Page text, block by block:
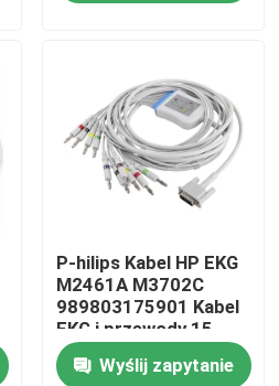
P-hilips Kabel HP EKG
M2461A M3702C
989803175901 Kabel
EKG i przewody 15-
stykowe IEC Banana
4.0
Wyślij zapytanie